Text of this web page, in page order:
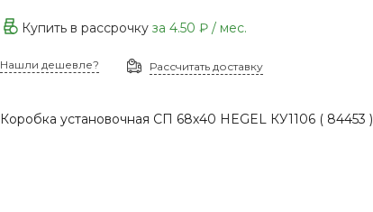
Купить в рассрочку за 4.50 ₽/ мес.
Нашли дешевле? Рассчитать доставку
Коробка установочная СП 68х40 HEGEL КУ1106 ( 84453 )